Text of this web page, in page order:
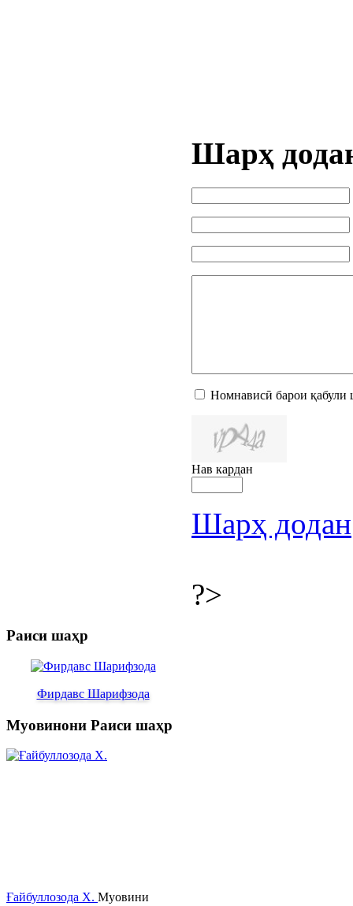
Шарҳ
Номнависӣ барои қабули
Нав кардан
Шарҳ додан
?>
Раиси шаҳр
Фирдавс Шарифзода
Муовинони Раиси шаҳр
Ғайбуллозода Х. Муовини